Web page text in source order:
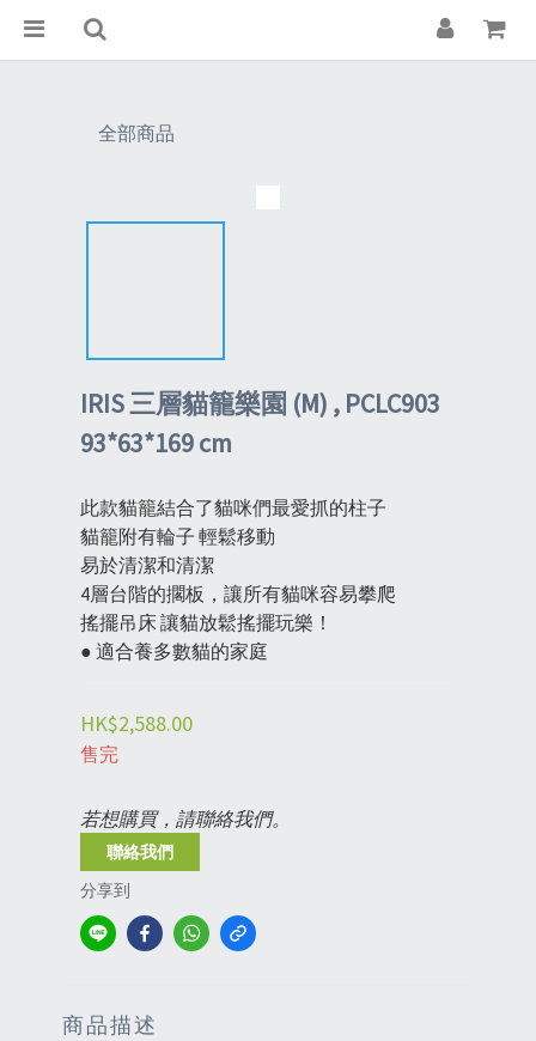
全部商品
IRIS 三層貓籠樂園 (M) , PCLC903
93*63*169 cm
此款貓籠結合了貓咪們最愛抓的柱子
貓籠附有輪子 輕鬆移動
易於清潔和清潔
4層台階的擱板，讓所有貓咪容易攀爬
搖擺吊床 讓貓放鬆搖擺玩樂！
● 適合養多數貓的家庭
HK$2,588.00
售完
若想購買，請聯絡我們。
聯絡我們
分享到
商品描述